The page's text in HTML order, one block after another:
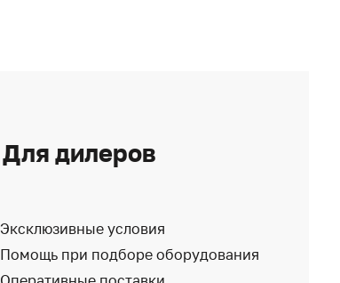
Для дилеров
Эксклюзивные условия
Помощь при подборе оборудования